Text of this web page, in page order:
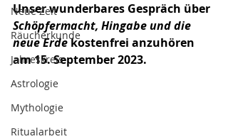
Neue Zeit
Räucherkunde
Jahreskreis
Astrologie
Mythologie
Ritualarbeit
Unser wunderbares Gespräch über
Schöpfermacht, Hingabe und die
neue Erde kostenfrei anzuhören
am 15. September 2023.